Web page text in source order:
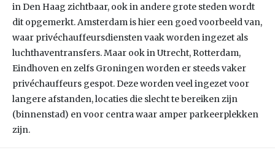
in Den Haag zichtbaar, ook in andere grote steden wordt
dit opgemerkt. Amsterdam is hier een goed voorbeeld van,
waar privéchauffeursdiensten vaak worden ingezet als
luchthaventransfers. Maar ook in Utrecht, Rotterdam,
Eindhoven en zelfs Groningen worden er steeds vaker
privéchauffeurs gespot. Deze worden veel ingezet voor
langere afstanden, locaties die slecht te bereiken zijn
(binnenstad) en voor centra waar amper parkeerplekken
zijn.